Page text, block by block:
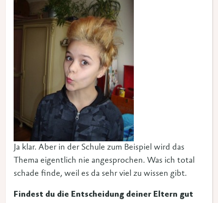
Ja klar. Aber in der Schule zum Beispiel wird das
Thema eigentlich nie angesprochen. Was ich total
schade finde, weil es da sehr viel zu wissen gibt.
Findest du die Entscheidung deiner Eltern gut